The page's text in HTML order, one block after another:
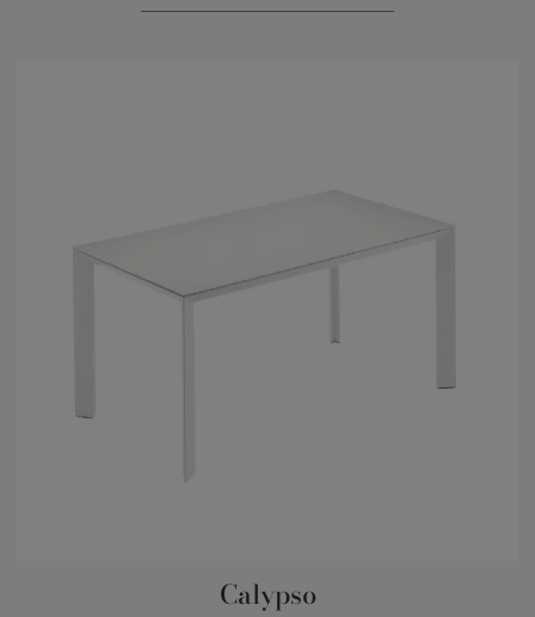
Calypso